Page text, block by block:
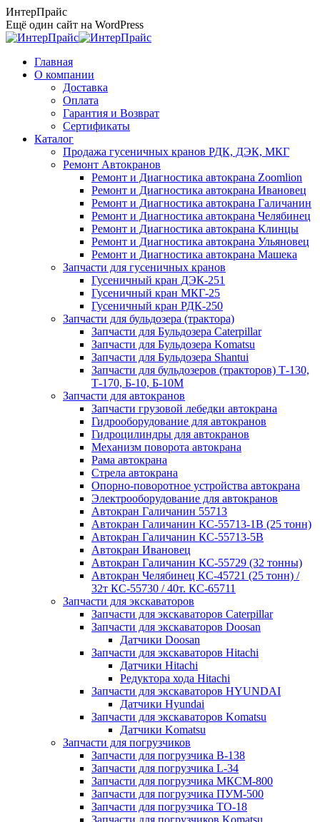
Перейти
к
содержанию
ИнтерПрайс
Ещё один сайт на WordPress
Главная
О компании
Доставка
Оплата
Гарантия и Возврат
Сертификаты
Каталог
Продажа гусеничных кранов РДК, ДЭК, МКГ
Ремонт Автокранов
Ремонт и Диагностика автокрана Zoomlion
Ремонт и Диагностика автокрана Ивановец
Ремонт и Диагностика автокрана Галичанин
Ремонт и Диагностика автокрана Челябинец
Ремонт и Диагностика автокрана Клинцы
Ремонт и Диагностика автокрана Ульяновец
Ремонт и Диагностика автокрана Машека
Запчасти для гусеничных кранов
Гусеничный кран ДЭК-251
Гусеничный кран МКГ-25
Гусеничный кран РДК-250
Запчасти для бульдозера (трактора)
Запчасти для Бульдозера Caterpillar
Запчасти для Бульдозера Komatsu
Запчасти для Бульдозера Shantui
Запчасти для бульдозеров (тракторов) Т-130,
Т-170, Б-10, Б-10М
Запчасти для автокранов
Запчасти грузовой лебедки автокрана
Гидрооборудование для автокранов
Гидроцилиндры для автокранов
Механизм поворота автокрана
Рама автокрана
Стрела автокрана
Опорно-поворотное устройства автокрана
Электрооборудование для автокранов
Автокран Галичанин 55713
Автокран Галичанин КС-55713-1В (25 тонн)
Автокран Галичанин КС-55713-5В
Автокран Ивановец
Автокран Галичанин КС-55729 (32 тонны)
Автокран Челябинец КС-45721 (25 тонн) /
32т КС-55730 / 40т. КС-65711
Запчасти для экскаваторов
Запчасти для экскаваторов Caterpillar
Запчасти для экскаваторов Doosan
Датчики Doosan
Запчасти для экскаваторов Hitachi
Датчики Hitachi
Редуктора хода Hitachi
Запчасти для экскаваторов HYUNDAI
Датчики Hyundai
Запчасти для экскаваторов Komatsu
Датчики Komatsu
Запчасти для погрузчиков
Запчасти для погрузчика B-138
Запчасти для погрузчика L-34
Запчасти для погрузчика МКСМ-800
Запчасти для погрузчика ПУМ-500
Запчасти для погрузчика ТО-18
Запчасти для погрузчиков Komatsu